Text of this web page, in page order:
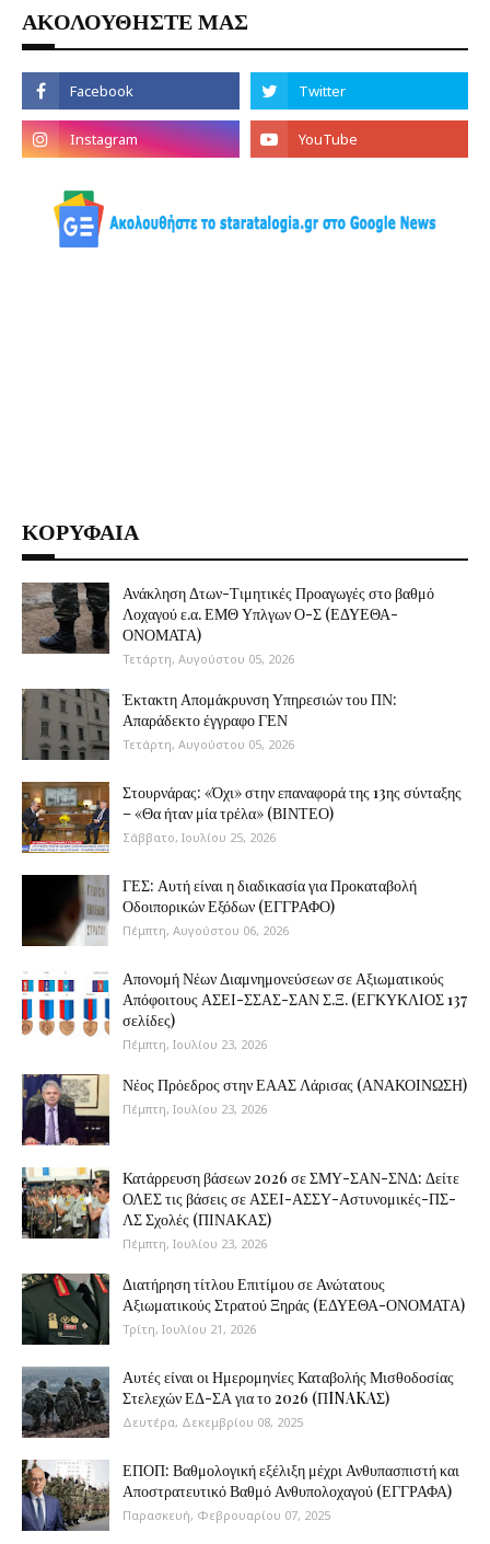
ΑΚΟΛΟΥΘΗΣΤΕ ΜΑΣ
ΚΟΡΥΦΑΙΑ
Ανάκληση Δτων-Τιμητικές Προαγωγές στο βαθμό
Λοχαγού ε.α. ΕΜΘ Υπλγων Ο-Σ (ΕΔΥΕΘΑ-
ΟΝΟΜΑΤΑ)
Τετάρτη, Αυγούστου 05, 2026
Έκτακτη Απομάκρυνση Υπηρεσιών του ΠΝ:
Απαράδεκτο έγγραφο ΓΕΝ
Τετάρτη, Αυγούστου 05, 2026
Στουρνάρας: «Όχι» στην επαναφορά της 13ης σύνταξης
– «Θα ήταν μία τρέλα» (ΒΙΝΤΕΟ)
Σάββατο, Ιουλίου 25, 2026
ΓΕΣ: Αυτή είναι η διαδικασία για Προκαταβολή
Οδοιπορικών Εξόδων (ΕΓΓΡΑΦΟ)
Πέμπτη, Αυγούστου 06, 2026
Απονομή Νέων Διαμνημονεύσεων σε Αξιωματικούς
Απόφοιτους ΑΣΕΙ-ΣΣΑΣ-ΣΑΝ Σ.Ξ. (ΕΓΚΥΚΛΙΟΣ 137
σελίδες)
Πέμπτη, Ιουλίου 23, 2026
Νέος Πρόεδρος στην ΕΑΑΣ Λάρισας (ΑΝΑΚΟΙΝΩΣΗ)
Πέμπτη, Ιουλίου 23, 2026
Κατάρρευση βάσεων 2026 σε ΣΜΥ-ΣΑΝ-ΣΝΔ: Δείτε
ΟΛΕΣ τις βάσεις σε ΑΣΕΙ-ΑΣΣΥ-Αστυνομικές-ΠΣ-
ΛΣ Σχολές (ΠΙΝΑΚΑΣ)
Πέμπτη, Ιουλίου 23, 2026
Διατήρηση τίτλου Επιτίμου σε Ανώτατους
Αξιωματικούς Στρατού Ξηράς (ΕΔΥΕΘΑ-ΟΝΟΜΑΤΑ)
Τρίτη, Ιουλίου 21, 2026
Αυτές είναι οι Ημερομηνίες Καταβολής Μισθοδοσίας
Στελεχών ΕΔ-ΣΑ για το 2026 (ΠINAKAΣ)
Δευτέρα, Δεκεμβρίου 08, 2025
ΕΠΟΠ: Βαθμολογική εξέλιξη μέχρι Ανθυπασπιστή και
Αποστρατευτικό Βαθμό Ανθυπολοχαγού (ΕΓΓΡΑΦΑ)
Παρασκευή, Φεβρουαρίου 07, 2025